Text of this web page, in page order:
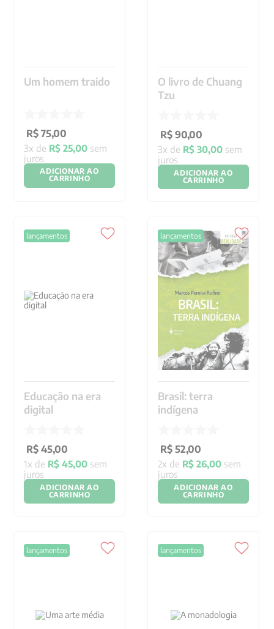
Um homem traido
R$ 75,00
3x de R$ 25,00 sem
juros
ADICIONAR AO
CARRINHO
O livro de Chuang
Tzu
R$ 90,00
3x de R$ 30,00 sem
juros
ADICIONAR AO
CARRINHO
lançamentos
Educação na era
digital
R$ 45,00
1x de R$ 45,00 sem
juros
ADICIONAR AO
CARRINHO
lançamentos
Brasil: terra
indígena
R$ 52,00
2x de R$ 26,00 sem
juros
ADICIONAR AO
CARRINHO
lançamentos lançamentos